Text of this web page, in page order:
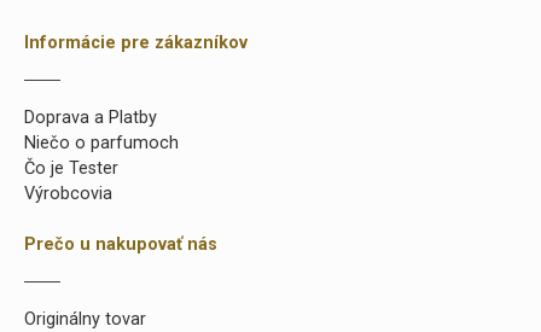
Informácie pre zákazníkov
Doprava a Platby
Niečo o parfumoch
Čo je Tester
Výrobcovia
Prečo u nakupovať nás
Originálny tovar